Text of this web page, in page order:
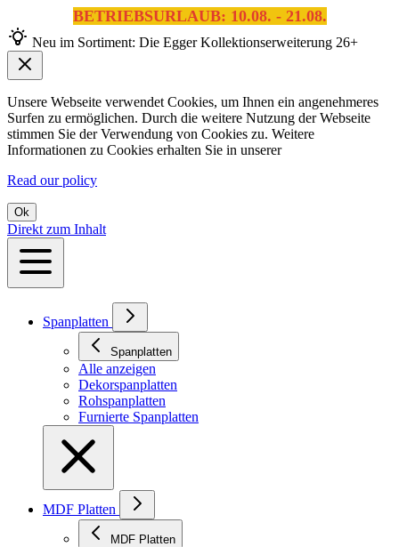
BETRIEBSURLAUB: 10.08. - 21.08.
Neu im Sortiment: Die Egger Kollektionserweiterung 26+
Unsere Webseite verwendet Cookies, um Ihnen ein angenehmeres
Surfen zu ermöglichen. Durch die weitere Nutzung der Webseite
stimmen Sie der Verwendung von Cookies zu. Weitere
Informationen zu Cookies erhalten Sie in unserer
Read our policy
Ok
Direkt zum Inhalt
Spanplatten
Spanplatten
Alle anzeigen
Dekorspanplatten
Rohspanplatten
Furnierte Spanplatten
MDF Platten
MDF Platten